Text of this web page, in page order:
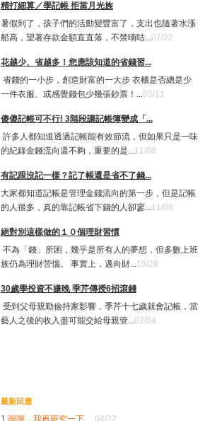
精打細算／學記帳 拒當月光族
暑假到了，孩子們的活動變豐富了，支出也隨著水漲
船高，望著存款金額直直落，不禁嘀咕...07/22
花越少、省越多！您應該知道的省錢習...
省錢的一小步，創造財富的一大步 衣櫃是否總是少
一件衣服、或感覺錢包少幾張鈔票！...05/11
傻傻記帳可不行! 3階段讓記帳簿變成「...
許多人都知道透過記帳能有效節流，但如果只是一味
的紀錄金錢流向還不夠，重要的是...11/08
有記跟沒記一樣？記了帳還是省不了錢...
大家都知道記帳是管理金錢流向的第一步，但是記帳
的人很多，真的靠記帳省下錢的人卻寥...11/08
絕對別這樣做的１０個理財習慣
不為「錢」所困，幾乎是所有人的夢想，但多數上班
族仍為理財苦惱。 事實上，邁向財...10/29
30歲學投資不嫌晚 季芹傳授6招滾錢
受到父母親勤儉持家影響，季芹十七歲就會記帳，當
藝人之後的收入盡可能交給母親管...02/04
最新回應
1. 謝謝，我再研究一下。 04/22